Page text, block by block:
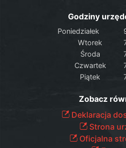
Godziny
Poniedziałek
Wtorek
Środa
Czwartek
Piątek
Zobacz
Deklaracja
Strona
Oficjalna